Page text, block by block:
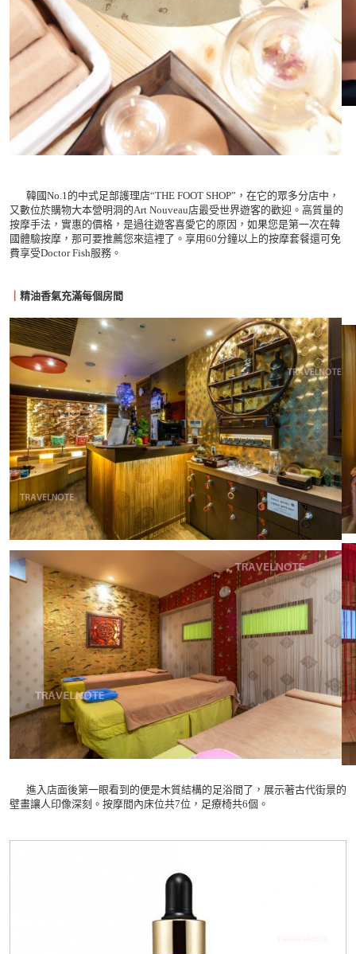
韓國No.1的中式足部護理店“THE FOOT SHOP”，在它的眾多分店中，
又數位於購物大本營明洞的Art Nouveau店最受世界遊客的歡迎。高質量的
按摩手法，實惠的價格，是過往遊客喜愛它的原因，如果您是第一次在韓
國體驗按摩，那可要推薦您來這裡了。享用60分鐘以上的按摩套餐還可免
費享受Doctor Fish服務。
精油香氣充滿每個房間
進入店面後第一眼看到的便是木質結構的足浴間了，展示著古代街景的
壁畫讓人印像深刻。按摩間內床位共7位，足療椅共6個。